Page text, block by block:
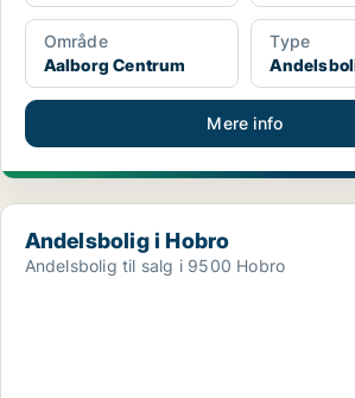
Område
Aalborg Centrum
Type
Mere info
Andelsbolig i Hobro
Andelsbolig i Hobro
Andelsbolig til salg i 9500 Hobro